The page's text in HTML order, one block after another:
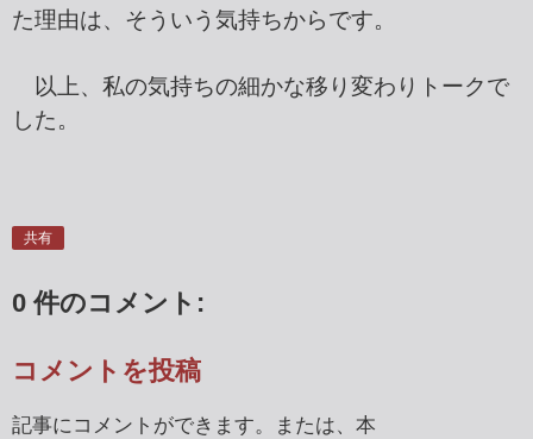
た理由は、そういう気持ちからです。
以上、私の気持ちの細かな移り変わりトークで
した。
共有
0 件のコメント:
コメントを投稿
記事にコメントができます。または、本